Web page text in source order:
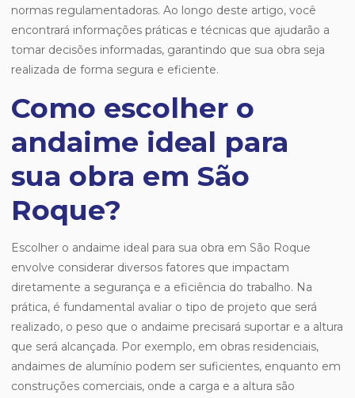
normas regulamentadoras. Ao longo deste artigo, você
encontrará informações práticas e técnicas que ajudarão a
tomar decisões informadas, garantindo que sua obra seja
realizada de forma segura e eficiente.
Como escolher o
andaime ideal para
sua obra em São
Roque?
Escolher o andaime ideal para sua obra em São Roque
envolve considerar diversos fatores que impactam
diretamente a segurança e a eficiência do trabalho. Na
prática, é fundamental avaliar o tipo de projeto que será
realizado, o peso que o andaime precisará suportar e a altura
que será alcançada. Por exemplo, em obras residenciais,
andaimes de alumínio podem ser suficientes, enquanto em
construções comerciais, onde a carga e a altura são